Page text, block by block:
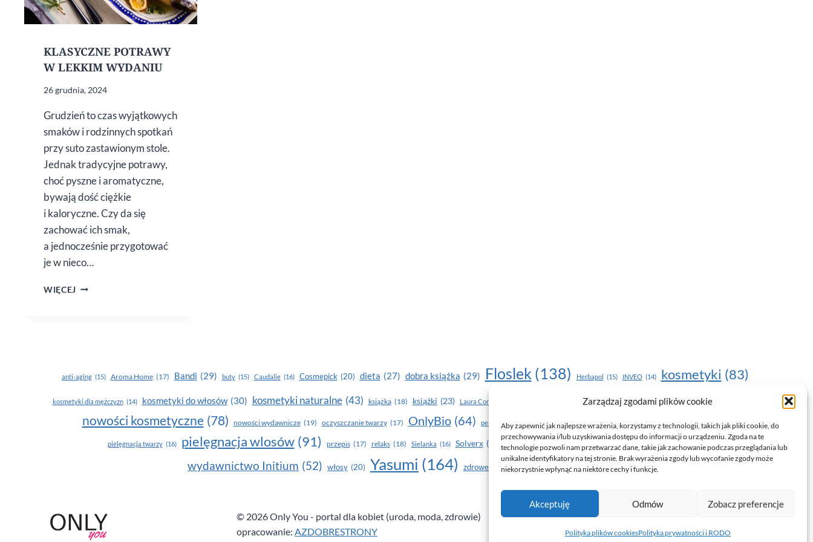
Zarządzaj zgodami plików cookie
Aby zapewnić jak najlepsze wrażenia, korzystamy z technologii, takich jak pliki cookie, do
przechowywania i/lub uzyskiwania dostępu do informacji o urządzeniu. Zgoda na te
technologie pozwoli nam przetwarzać dane, takie jak zachowanie podczas przeglądania lub
unikalne identyfikatory na tej stronie. Brak wyrażenia zgody lub wycofanie zgody może
niekorzystnie wpłynąć na niektóre cechy i funkcje.
Akceptuję Odmów Zobacz preferencje
Polityka plików cookiesPolityka prywatności i RODO
KLASYCZNE POTRAWY
W LEKKIM WYDANIU
26 grudnia, 2024
Grudzień to czas wyjątkowych
smaków i rodzinnych spotkań
przy suto zastawionym stole.
Jednak tradycyjne potrawy,
choć pyszne i aromatyczne,
bywają dość ciężkie
i kaloryczne. Czy da się
zachować ich smak,
a jednocześnie przygotować
je w nieco…
WIĘCEJ KLASYCZNE
anti-aging (15) Aroma Home (17) Bandi (29) buty (15) Caudalie (16) Cosmepick (20) dieta (27) dobra książka (29) Floslek (138) Herbapol (15) INVEO (14) kosmetyki (83)
kosmetyki dla mężczyzn (14) kosmetyki do włosów (30) kosmetyki naturalne (43) książka (18) książki (23) Laura Conti moda(187) nawilżanie skóry (22)
nowości kosmetyczne (78) nowości wydawnicze (19) oczyszczanie twarzy (17) OnlyBio (64) perfumy pielegnacja skóry (24) pielęgnacja pielęgnacja dłoni (14)
pielęgnacja twarzy (16) pielęgnacja wlosów (91) przepis (17) relaks (18) Sielanka (16) Solverx (26) Stapiz (21) trendy (35) uroda (17) witamina C (24)
wydawnictwo Initium (52) włosy (20) Yasumi (164) zdrowe zęby (20) zdrowie(135)
© 2026 Only You - portal dla kobiet (uroda, moda, zdrowie)
opracowanie: AZDOBRESTRONY
Polityka prywatności i RODO
Polityka plików cookies (EU)